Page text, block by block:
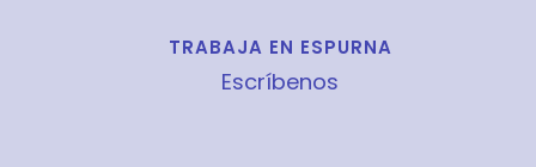
TRABAJA EN ESPURNA
Escríbenos